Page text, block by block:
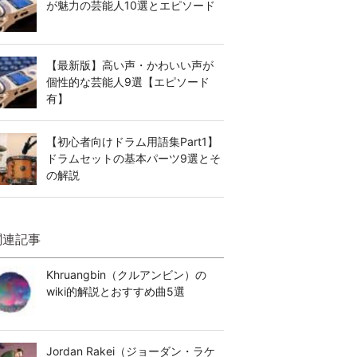
が魅力の芸能人10選とエピソード
【最新版】高い声・かわいい声が
個性的な芸能人9選【エピソード
有】
【初心者向けドラム用語集Part1】
ドラムセットの基本パーツ9選とそ
の解説
記事
Khruangbin（クルアンビン）の
wiki的解説とおすすめ曲5選
Jordan Rakei（ジョーダン・ラケ